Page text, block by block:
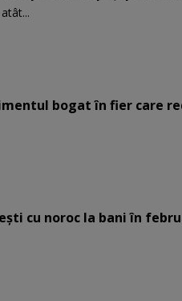
bogat în fier care
cu noroc la bani în